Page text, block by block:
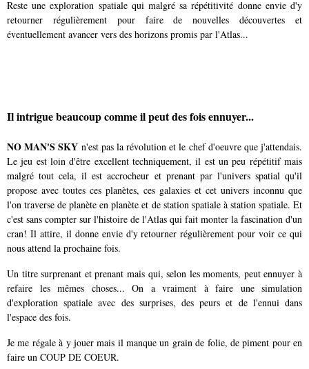
Reste une exploration spatiale qui malgré sa répétitivité donne envie d'y
retourner régulièrement pour faire de nouvelles découvertes et
éventuellement avancer vers des horizons promis par l'Atlas...
Il intrigue beaucoup comme il peut des fois ennuyer...
NO MAN'S SKY n'est pas la révolution et le chef d'oeuvre que j'attendais.
Le jeu est loin d'être excellent techniquement, il est un peu répétitif mais
malgré tout cela, il est accrocheur et prenant par l'univers spatial qu'il
propose avec toutes ces planètes, ces galaxies et cet univers inconnu que
l'on traverse de planète en planète et de station spatiale à station spatiale. Et
c'est sans compter sur l'histoire de l'Atlas qui fait monter la fascination d'un
cran! Il attire, il donne envie d'y retourner régulièrement pour voir ce qui
nous attend la prochaine fois.
Un titre surprenant et prenant mais qui, selon les moments, peut ennuyer à
refaire les mêmes choses... On a vraiment à faire une simulation
d'exploration spatiale avec des surprises, des peurs et de l'ennui dans
l'espace des fois.
Je me régale à y jouer mais il manque un grain de folie, de piment pour en
faire un COUP DE COEUR.